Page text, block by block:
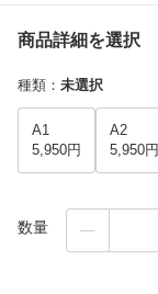
商品詳細を選択
種類 ： 未選択
A1
5,950円
A2
5,950円
数量